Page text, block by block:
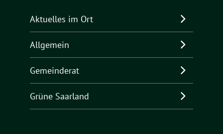
Aktuelles im Ort
Allgemein
Gemeinderat
Grüne Saarland